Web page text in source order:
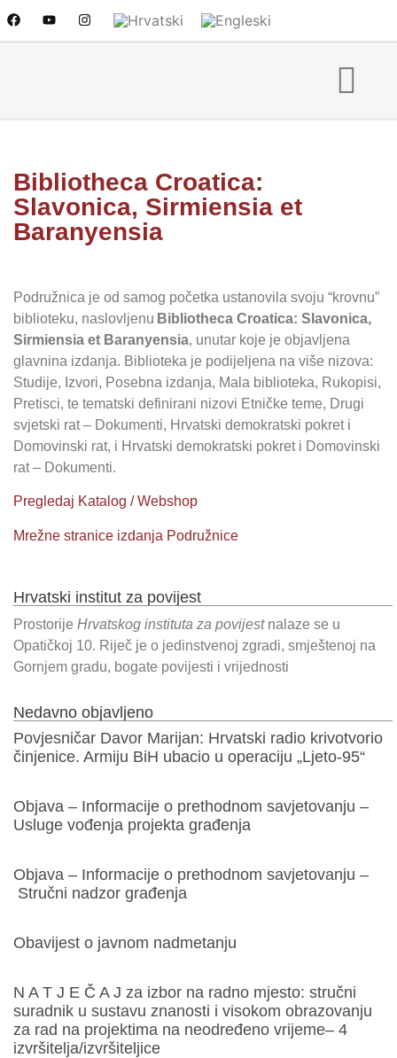
Bibliotheca Croatica:
Slavonica, Sirmiensia et
Baranyensia
Podružnica je od samog početka ustanovila svoju “krovnu”
biblioteku, naslovljenu Bibliotheca Croatica: Slavonica,
Sirmiensia et Baranyensia, unutar koje je objavljena
glavnina izdanja. Biblioteka je podijeljena na više nizova:
Studije, Izvori, Posebna izdanja, Mala biblioteka, Rukopisi,
Pretisci, te tematski definirani nizovi Etničke teme, Drugi
svjetski rat – Dokumenti, Hrvatski demokratski pokret i
Domovinski rat, i Hrvatski demokratski pokret i Domovinski
rat – Dokumenti.
Pregledaj Katalog / Webshop
Mrežne stranice izdanja Podružnice
Hrvatski institut za povijest
Prostorije Hrvatskog instituta za povijestnalaze se u
Opatičkoj 10. Riječ je o jedinstvenoj zgradi, smještenoj na
Gornjem gradu, bogate povijesti i vrijednosti
Nedavno objavljeno
Povjesničar Davor Marijan: Hrvatski radio krivotvorio
činjenice. Armiju BiH ubacio u operaciju „Ljeto-95“
Objava – Informacije o prethodnom savjetovanju –
Usluge vođenja projekta građenja
Objava – Informacije o prethodnom savjetovanju –
Stručni nadzor građenja
Obavijest o javnom nadmetanju
N A T J E Č A J za izbor na radno mjesto: stručni
suradnik u sustavu znanosti i visokom obrazovanju
za rad na projektima na neodređeno vrijeme– 4
izvršitelja/izvršiteljice